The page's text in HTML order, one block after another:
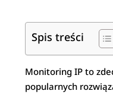
Spis treści
Monitoring IP to
popularnych